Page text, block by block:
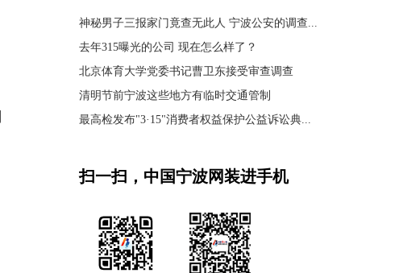
神秘男子三报家门竟查无此人 宁波公安的调查...
去年315曝光的公司 现在怎么样了？
北京体育大学党委书记曹卫东接受审查调查
清明节前宁波这些地方有临时交通管制
最高检发布"3·15"消费者权益保护公益诉讼典...
扫一扫，中国宁波网装进手机